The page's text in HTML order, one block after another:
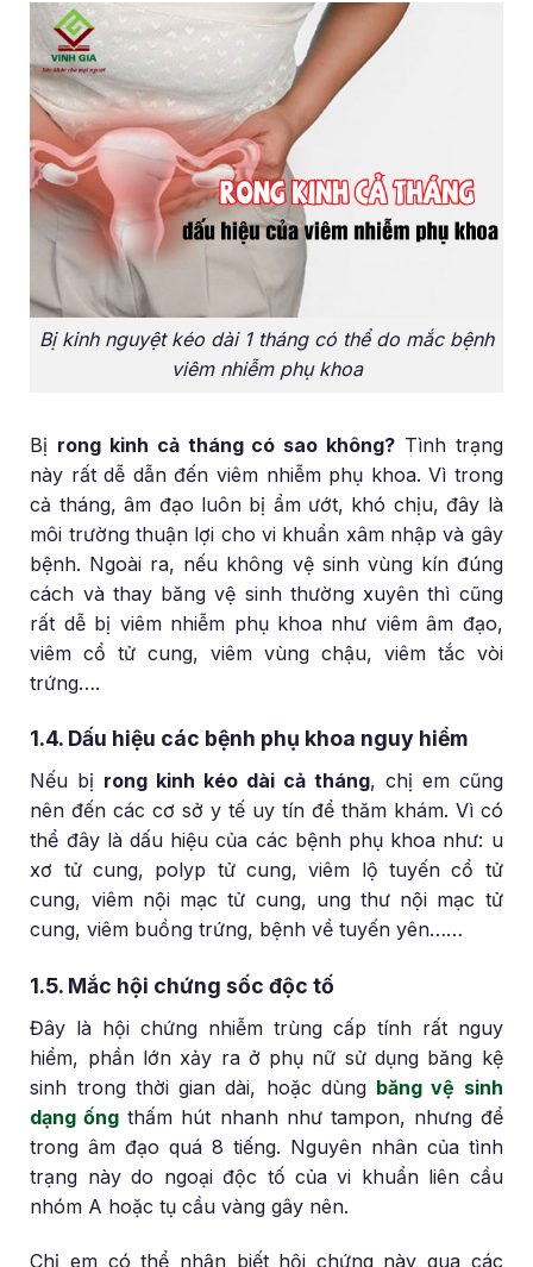
Bị kinh nguyệt kéo dài 1 tháng có thể do mắc bệnh
viêm nhiễm phụ khoa
Bị rong kinh cả tháng có sao không?Tình trạng
này rất dễ dẫn đến viêm nhiễm phụ khoa. Vì trong
cả tháng, âm đạo luôn bị ẩm ướt, khó chịu, đây là
môi trường thuận lợi cho vi khuẩn xâm nhập và gây
bệnh. Ngoài ra, nếu không vệ sinh vùng kín đúng
cách và thay băng vệ sinh thường xuyên thì cũng
rất dễ bị viêm nhiễm phụ khoa như viêm âm đạo,
viêm cổ tử cung, viêm vùng chậu, viêm tắc vòi
trứng….
1.4. Dấu hiệu các bệnh phụ khoa nguy hiểm
Nếu bị rong kinh kéo dài cả tháng, chị em cũng
nên đến các cơ sở y tế uy tín để thăm khám. Vì có
thể đây là dấu hiệu của các bệnh phụ khoa như: u
xơ tử cung, polyp tử cung, viêm lộ tuyến cổ tử
cung, viêm nội mạc tử cung, ung thư nội mạc tử
cung, viêm buồng trứng, bệnh về tuyến yên……
1.5. Mắc hội chứng sốc độc tố
Đây là hội chứng nhiễm trùng cấp tính rất nguy
hiểm, phần lớn xảy ra ở phụ nữ sử dụng băng kệ
sinh trong thời gian dài, hoặc dùng băng vệ sinh
dạng ống thấm hút nhanh như tampon, nhưng để
trong âm đạo quá 8 tiếng. Nguyên nhân của tình
trạng này do ngoại độc tố của vi khuẩn liên cầu
nhóm A hoặc tụ cầu vàng gây nên.
Chị em có thể nhận biết hội chứng này qua các